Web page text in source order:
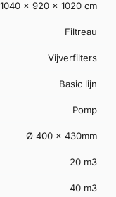
1040 × 920 × 1020 cm
Filtreau
Vijverfilters
Basic lijn
Pomp
Ø 400 x 430mm
20 m3
40 m3